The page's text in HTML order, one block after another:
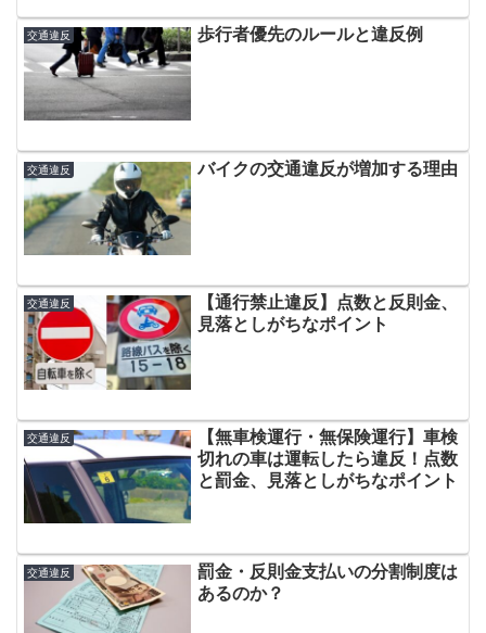
交通違反 歩行者優先のルールと違反例
交通違反 バイクの交通違反が増加する理由
交通違反
【通行禁止違反】点数と反則金、
見落としがちなポイント
交通違反
【無車検運行・無保険運行】車検
切れの車は運転したら違反！点数
と罰金、見落としがちなポイント
交通違反
罰金・反則金支払いの分割制度は
あるのか？